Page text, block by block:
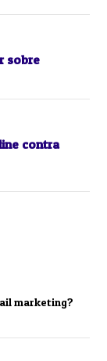
sobre
contra
marketing?